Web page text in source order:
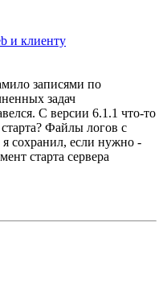
и клиенту
записями по
задач
С версии 6.1.1 что-то
Файлы логов с
я сохранил, если нужно -
старта сервера